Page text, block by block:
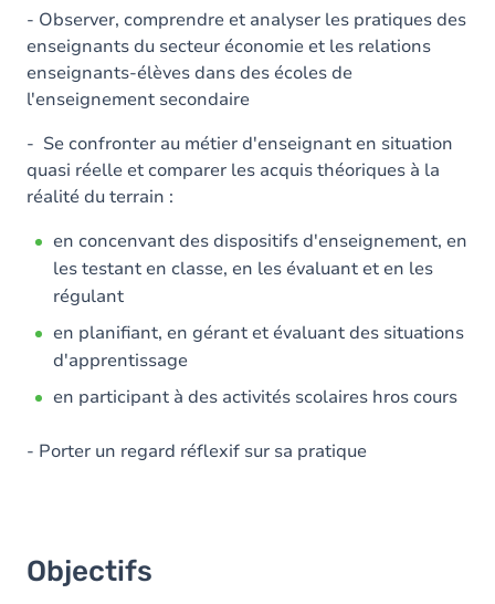
Contenu
- Observer, comprendre et analyser les pratiques des
enseignants du secteur économie et les relations
enseignants-élèves dans des écoles de
l'enseignement secondaire
- Se confronter au métier d'enseignant en situation
quasi réelle et comparer les acquis théoriques à la
réalité du terrain :
en concenvant des dispositifs d'enseignement, en
les testant en classe, en les évaluant et en les
régulant
en planifiant, en gérant et évaluant des situations
d'apprentissage
en participant à des activités scolaires hros cours
- Porter un regard réflexif sur sa pratique
Objectifs